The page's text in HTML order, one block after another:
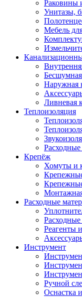
Раковины
Унитазы,
Мебель
Наружная
Ливневая
Теплоизоляция
Крепёж
Хомуты и
Расходные
Реагенты
Инструмент
Ручной
Оснастка